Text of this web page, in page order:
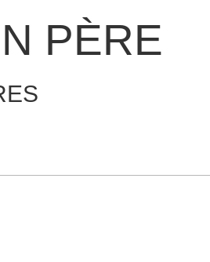
PÈRE